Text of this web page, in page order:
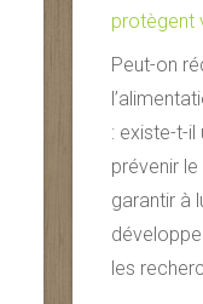
protègent
Peut-on
: existe-t-
prévenir
garantir à
les